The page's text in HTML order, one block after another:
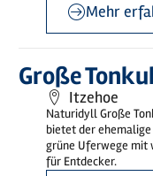
Mehr
Große
Itzehoe
Naturidyll Große
bietet der
grüne Uferwege mit
für Entdecker.
Mehr
erfahren